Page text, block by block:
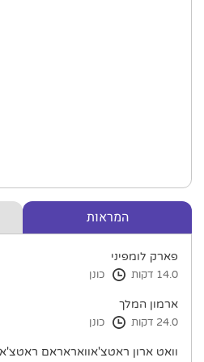
המראות
פארק לומפיני
14.0 דקות כונן
ארמון המלך
24.0 דקות כונן
וואט ארון ראטצ'אוואראראם